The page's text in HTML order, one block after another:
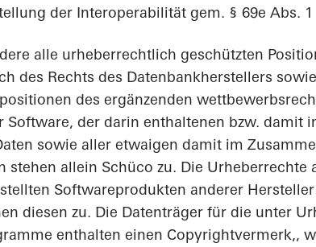
der Interoperabilität gem. § 69e Abs. 1
alle urheberrechtlich geschützten
des Rechts des Datenbankherstellers
des ergänzenden
Software, der darin enthaltenen bzw. damit
sowie aller etwaigen damit im
allein Schüco zu. Die Urheberrechte
Softwareprodukten anderer
diesen zu. Die Datenträger für die unter
enthalten einen Copyrightvermerk,,